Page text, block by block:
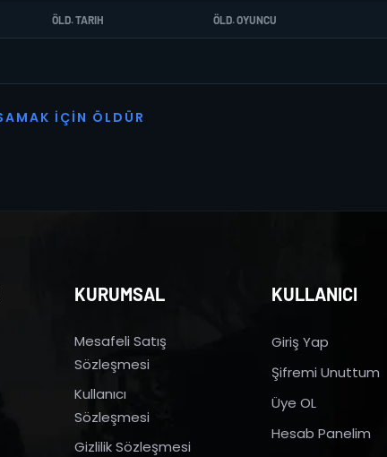
ÖLD. TARIH ÖLD. OYUNCU
AMAK İ ÇI N Ö L D Ü R
KURUMSAL
Mesafeli Satış
Sözleşmesi
Kullanıcı
Sözleşmesi
Gizlilik Sözleşmesi
KULLANICI
Giriş Yap
Şifremi Unuttum
Üye OL
Hesab Panelim